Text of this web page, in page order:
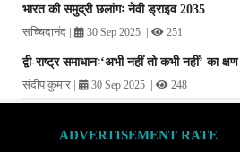
भारत की समुद्री छलांगः नेवी ड्राइव 2035
सच्चिदानंद | 30 Sep 2025 | 251
द्वी-राष्ट्र समाधानः‘अभी नहीं तो कभी नहीं’ का क्षण
संदीप कुमार | 30 Sep 2025 | 248
ADVERTISEMENT RATE